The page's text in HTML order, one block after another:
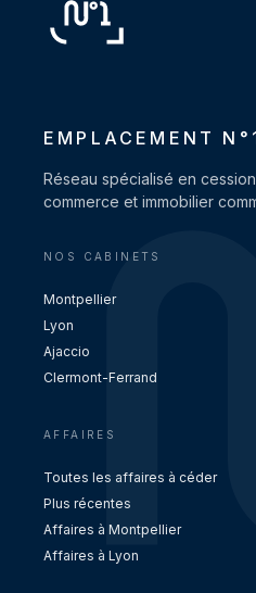
EMPLACEMENT
Réseau spécialisé en
commerce et immobilier
NOS CABINETS
Montpellier
Lyon
Ajaccio
Clermont-Ferrand
AFFAIRES
Toutes les affaires à céder
Plus récentes
Affaires à Montpellier
Affaires à Lyon